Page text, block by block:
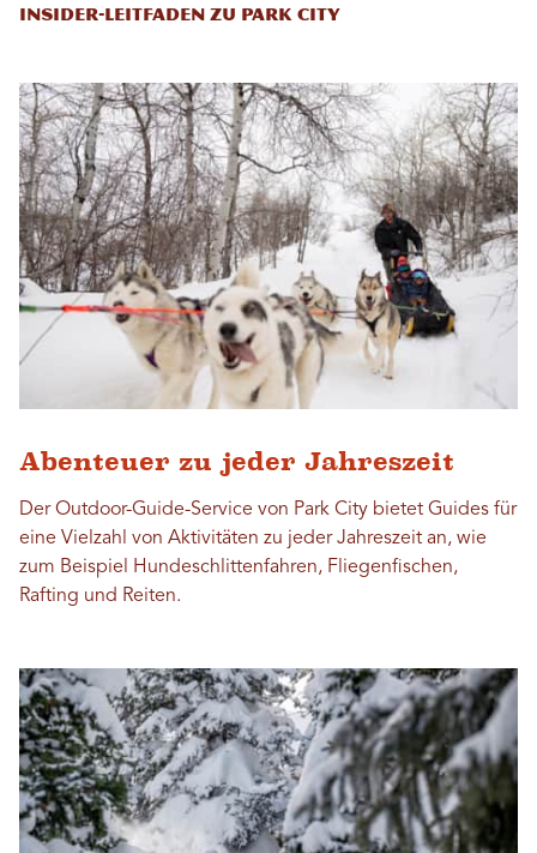
Insider-Leitfaden zu Park City
Abenteuer zu jeder Jahreszeit
Der Outdoor-Guide-Service von Park City bietet Guides für
eine Vielzahl von Aktivitäten zu jeder Jahreszeit an, wie
zum Beispiel Hundeschlittenfahren, Fliegenfischen,
Rafting und Reiten.